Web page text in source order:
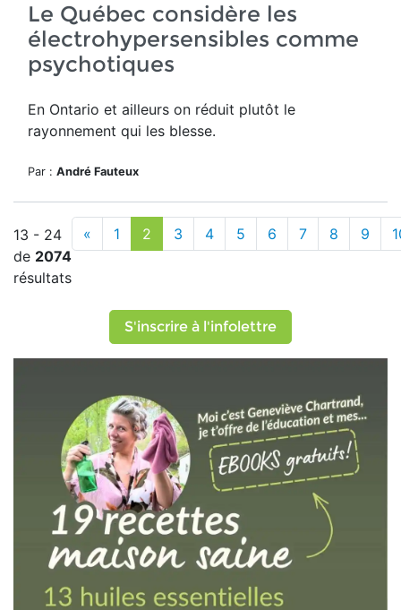
Le Québec considère les
électrohypersensibles comme
psychotiques
En Ontario et ailleurs on réduit plutôt le
rayonnement qui les blesse.
Par : André Fauteux
13 - 24
de 2074
résultats
« 1 2 3 4 5 6 7 8 9
S'inscrire à l'infolettre